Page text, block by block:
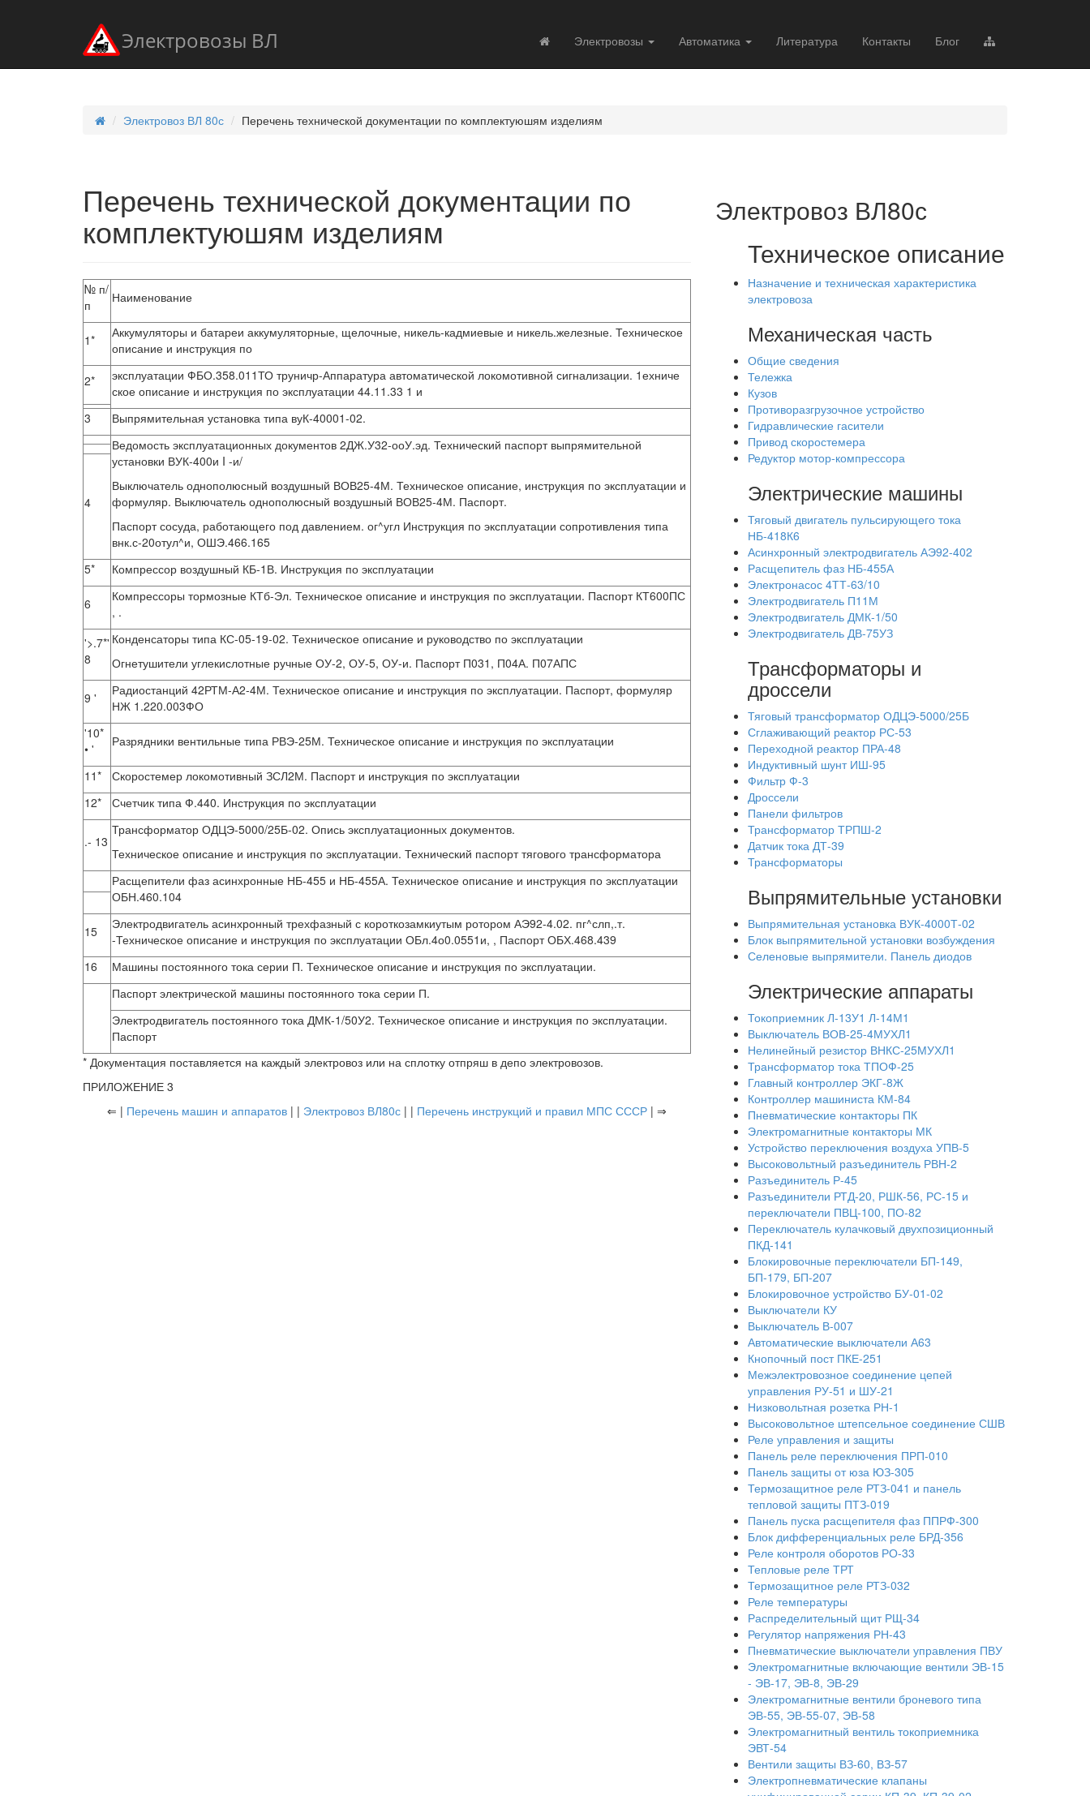
Электровозы ВЛ Электровозы Автоматика Литература Контакты Блог
Электровоз ВЛ 80с Перечень технической документации по комплектуюшям изделиям
Перечень технической документации по
комплектуюшям изделиям
№ п/
п
Наименование
1*
Аккумуляторы и батареи аккумуляторные, щелочные, никель-кадмиевые и никель.железные. Техническое
описание и инструкция по
2*
эксплуатации ФБО.358.011ТО труничр-Аппаратура автоматической локомотивной сигнализации. 1ехниче
ское описание и инструкция по эксплуатации 44.11.33 1 и
3
Выпрямительная установка типа вуК-40001-02.
Ведомость эксплуатационных документов 2ДЖ.У32-ооУ.эд. Технический паспорт выпрямительной
установки ВУК-400и I -и/
Выключатель однополюсный воздушный ВОВ25-4М. Техническое описание, инструкция по эксплуатации и
формуляр. Выключатель однополюсный воздушный ВОВ25-4М. Паспорт.
Паспорт сосуда, работающего под давлением. ог^угл Инструкция по эксплуатации сопротивления типа
внк.с-20отул^и, ОШЭ.466.165
4
5* Компрессор воздушный КБ-1В. Инструкция по эксплуатации
6
Компрессоры тормозные КТб-Эл. Техническое описание и инструкция по эксплуатации. Паспорт КТ600ПС
, .
'>.7*'
8
Конденсаторы типа КС-05-19-02. Техническое описание и руководство по эксплуатации
Огнетушители углекислотные ручные ОУ-2, ОУ-5, ОУ-и. Паспорт П031, П04А. П07АПС
9 '
Радиостанций 42РТМ-А2-4М. Техническое описание и инструкция по эксплуатации. Паспорт, формуляр
НЖ 1.220.003ФО
'10*
• '
Разрядники вентильные типа РВЭ-25М. Техническое описание и инструкция по эксплуатации
11*
Скоростемер локомотивный ЗСЛ2М. Паспорт и инструкция по эксплуатации
12*
Счетчик типа Ф.440. Инструкция по эксплуатации
.- 13
Трансформатор ОДЦЭ-5000/25Б-02. Опись эксплуатационных документов.
Техническое описание и инструкция по эксплуатации. Технический паспорт тягового трансформатора
Расщепители фаз асинхронные НБ-455 и НБ-455А. Техническое описание и инструкция по эксплуатации
ОБН.460.104
15
Электродвигатель асинхронный трехфазный с короткозамкиутым ротором АЭ92-4.02. пг^слп,.т.
-Техническое описание и инструкция по эксплуатации ОБл.4о0.0551и, , Паспорт ОБХ.468.439
16
Машины постоянного тока серии П. Техническое описание и инструкция по эксплуатации.
Паспорт электрической машины постоянного тока серии П.
Электродвигатель постоянного тока ДМК-1/50У2. Техническое описание и инструкция по эксплуатации.
Паспорт
* Документация поставляется на каждый электровоз или на сплотку отпряш в депо электровозов.
ПРИЛОЖЕНИЕ 3
⇐ | Перечень машин и аппаратов | | Электровоз ВЛ80с | | Перечень инструкций и правил МПС СССР | ⇒
Электровоз ВЛ80с
Техническое описание
Назначение и техническая характеристика
электровоза
Механическая часть
Общие сведения
Тележка
Кузов
Противоразгрузочное устройство
Гидравлические гасители
Привод скоростемера
Редуктор мотор-компрессора
Электрические машины
Тяговый двигатель пульсирующего тока
НБ-418К6
Асинхронный электродвигатель АЭ92-402
Расщепитель фаз НБ-455А
Электронасос 4ТТ-63/10
Электродвигатель П11М
Электродвигатель ДМК-1/50
Электродвигатель ДВ-75УЗ
Трансформаторы и
дроссели
Тяговый трансформатор ОДЦЭ-5000/25Б
Сглаживающий реактор РС-53
Переходной реактор ПРА-48
Индуктивный шунт ИШ-95
Фильтр Ф-3
Дроссели
Панели фильтров
Трансформатор ТРПШ-2
Датчик тока ДТ-39
Трансформаторы
Выпрямительные установки
Выпрямительная установка ВУК-4000Т-02
Блок выпрямительной установки возбуждения
Селеновые выпрямители. Панель диодов
Электрические аппараты
Токоприемник Л-13У1 Л-14М1
Выключатель ВОВ-25-4МУХЛ1
Нелинейный резистор ВНКС-25МУХЛ1
Трансформатор тока ТПОФ-25
Главный контроллер ЭКГ-8Ж
Контроллер машиниста КМ-84
Пневматические контакторы ПК
Электромагнитные контакторы МК
Устройство переключения воздуха УПВ-5
Высоковольтный разъединитель РВН-2
Разъединитель Р-45
Разъединители РТД-20, РШК-56, РС-15 и
переключатели ПВЦ-100, ПО-82
Переключатель кулачковый двухпозиционный
ПКД-141
Блокировочные переключатели БП-149,
БП-179, БП-207
Блокировочное устройство БУ-01-02
Выключатели КУ
Выключатель В-007
Автоматические выключатели А63
Кнопочный пост ПКЕ-251
Межэлектровозное соединение цепей
управления РУ-51 и ШУ-21
Низковольтная розетка РН-1
Высоковольтное штепсельное соединение СШВ
Реле управления и защиты
Панель реле переключения ПРП-010
Панель защиты от юза ЮЗ-305
Термозащитное реле РТЗ-041 и панель
тепловой защиты ПТЗ-019
Панель пуска расщепителя фаз ППРФ-300
Блок дифференциальных реле БРД-356
Реле контроля оборотов РО-33
Тепловые реле ТРТ
Термозащитное реле РТЗ-032
Реле температуры
Распределительный щит РЩ-34
Регулятор напряжения РН-43
Пневматические выключатели управления ПВУ
Электромагнитные включающие вентили ЭВ-15
- ЭВ-17, ЭВ-8, ЭВ-29
Электромагнитные вентили броневого типа
ЭВ-55, ЭВ-55-07, ЭВ-58
Электромагнитный вентиль токоприемника
ЭВТ-54
Вентили защиты ВЗ-60, ВЗ-57
Электропневматические клапаны